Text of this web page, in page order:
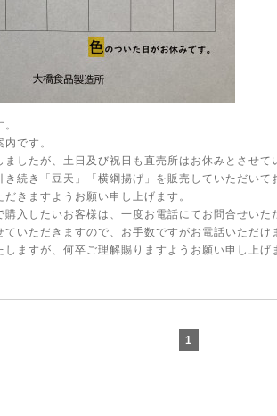
です。
ましたが、土日及び祝日も直売所はお休みとさせて
続き「豆天」「横綱揚げ」を販売していただいて
きますようお願い申し上げます。
購入したいお客様は、一度お電話にてお問合せいた
いただきますので、お手数ですがお電話いただけ
しますが、何卒ご理解賜りますようお願い申し上げ
1